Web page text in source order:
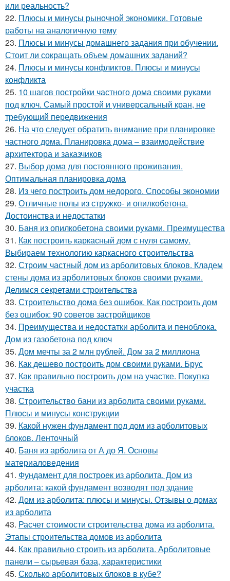
или реальность?
22. Плюсы и минусы рыночной экономики. Готовые
работы на аналогичную тему
23. Плюсы и минусы домашнего задания при обучении.
Стоит ли сокращать объем домашних заданий?
24. Плюсы и минусы конфликтов. Плюсы и минусы
конфликта
25. 10 шагов постройки частного дома своими руками
под ключ. Самый простой и универсальный кран, не
требующий передвижения
26. На что следует обратить внимание при планировке
частного дома. Планировка дома – взаимодействие
архитектора и заказчиков
27. Выбор дома для постоянного проживания.
Оптимальная планировка дома
28. Из чего построить дом недорого. Способы экономии
29. Отличные полы из стружко- и опилкобетона.
Достоинства и недостатки
30. Баня из опилкобетона своими руками. Преимущества
31. Как построить каркасный дом с нуля самому.
Выбираем технологию каркасного строительства
32. Строим частный дом из арболитовых блоков. Кладем
стены дома из арболитовых блоков своими руками.
Делимся секретами строительства
33. Строительство дома без ошибок. Как построить дом
без ошибок: 90 советов застройщиков
34. Преимущества и недостатки арболита и пеноблока.
Дом из газобетона под ключ
35. Дом мечты за 2 млн рублей. Дом за 2 миллиона
36. Как дешево построить дом своими руками. Брус
37. Как правильно построить дом на участке. Покупка
участка
38. Строительство бани из арболита своими руками.
Плюсы и минусы конструкции
39. Какой нужен фундамент под дом из арболитовых
блоков. Ленточный
40. Баня из арболита от А до Я. Основы
материаловедения
41. Фундамент для построек из арболита. Дом из
арболита: какой фундамент возводят под здание
42. Дом из арболита: плюсы и минусы. Отзывы о домах
из арболита
43. Расчет стоимости строительства дома из арболита.
Этапы строительства домов из арболита
44. Как правильно строить из арболита. Арболитовые
панели – сырьевая база, характеристики
45. Сколько арболитовых блоков в кубе?